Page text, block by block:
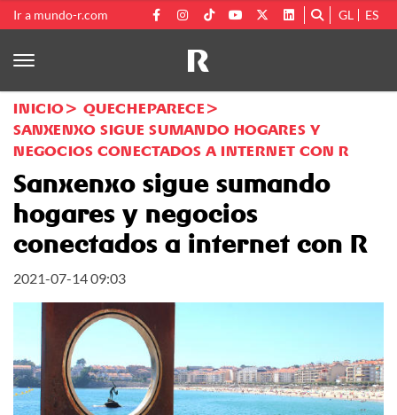
Ir a mundo-r.com GL ES
INICIO
QUECHEPARECE
SANXENXO SIGUE SUMANDO HOGARES Y
NEGOCIOS CONECTADOS A INTERNET CON R
Sanxenxo sigue sumando
hogares y negocios
conectados a internet con R
2021-07-14 09:03